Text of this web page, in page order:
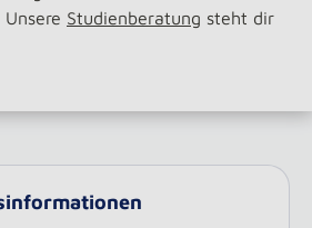
Studienberatung steht dir